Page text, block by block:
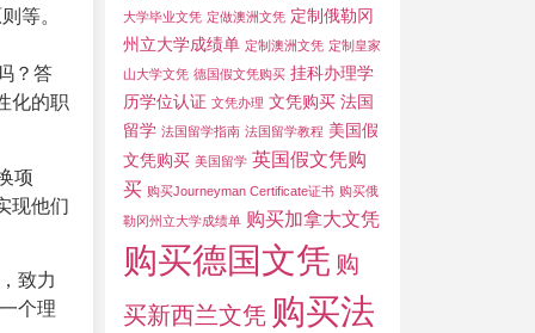
等。
？答
化的职
项
现他们
致力
个理
大学毕业文凭 定做澳洲文凭 定制俄勒冈
州立大学成绩单 定制澳洲文凭 定制皇家
山大学文凭 德国假文凭购买 挂科办理学
历学位认证 文凭办理 文凭购买 法国
留学 法国留学指南 法国留学教程 美国假
文凭购买 美国留学 英国假文凭购
买 购买Journeyman Certificate证书 购买俄
勒冈州立大学成绩单 购买加拿大文凭
购买德国文凭 购
买新西兰文凭 购买法